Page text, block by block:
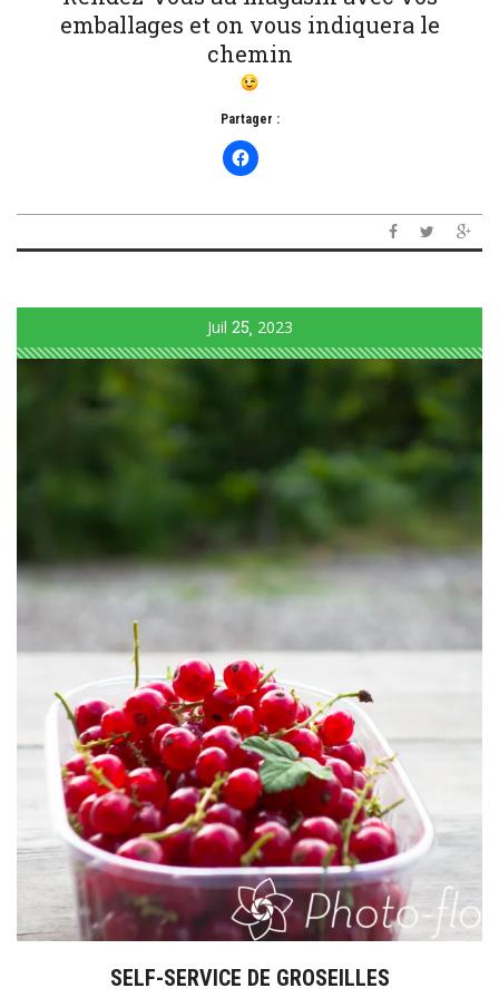
emballages et on vous indiquera le
chemin
Partager :
Juil 25 2023
SELF-SERVICE DE GROSEILLES